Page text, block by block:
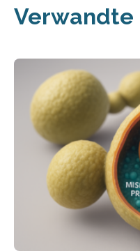
Verwandte